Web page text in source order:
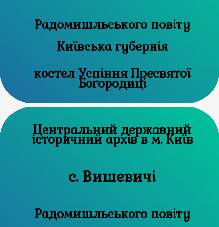
Радомишльського повіту
Київська губернія
костел Успіння Пресвятої
Богородиці
Центральний державний
історичний архів в м. Київ
с. Вишевичі
Радомишльського повіту